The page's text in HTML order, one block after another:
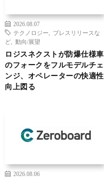
2026.08.07
テクノロジー
プレスリリースな
ど
動向/展望
ロジスネクストが防爆仕様車
のフォークをフルモデルチェ
ンジ、オペレーターの快適性
向上図る
2026.08.06